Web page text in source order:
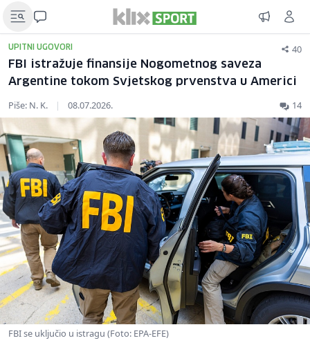
UPITNI UGOVORI 40
FBI istražuje finansije Nogometnog saveza
Argentine tokom Svjetskog prvenstva u Americi
Piše: N. K. | 08.07.2026. 14
FBI se uključio u istragu (Foto: EPA-EFE)